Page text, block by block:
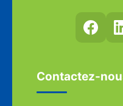
Contactez-